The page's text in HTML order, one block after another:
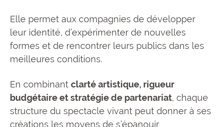
Elle permet aux compagnies de développer
leur identité, d’expérimenter de nouvelles
formes et de rencontrer leurs publics dans les
meilleures conditions.
En combinant clarté artistique, rigueur
budgétaire et stratégie de partenariat, chaque
structure du spectacle vivant peut donner à ses
créations les moyens de s’épanouir